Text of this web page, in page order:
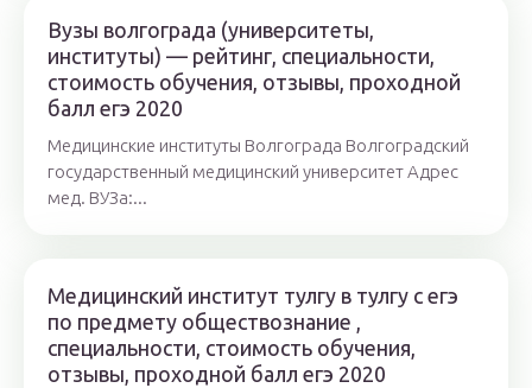
Вузы волгограда (университеты,
институты) — рейтинг, специальности,
стоимость обучения, отзывы, проходной
балл егэ 2020
Медицинские институты Волгограда Волгоградский
государственный медицинский университет Адрес
мед. ВУЗа:...
Медицинский институт тулгу в тулгу c егэ
по предмету обществознание ,
специальности, стоимость обучения,
отзывы, проходной балл егэ 2020